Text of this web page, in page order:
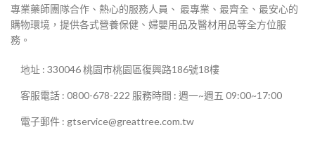
專業藥師團隊合作、熱心的服務人員、 最專業、最齊全、最安心的
購物環境，提供各式營養保健、婦嬰用品及醫材用品等全方位服
務。
地址 : 330046 桃園市桃園區復興路186號18樓
客服電話 : 0800-678-222 服務時間 : 週一~週五 09:00~17:00
電子郵件 : gtservice@greattree.com.tw